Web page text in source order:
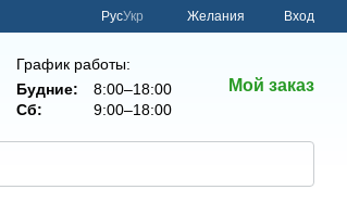
РусУкр Желания Вход
График работы:
Будние:
8:00–18:00
Сб:
9:00–18:00
Мой заказ